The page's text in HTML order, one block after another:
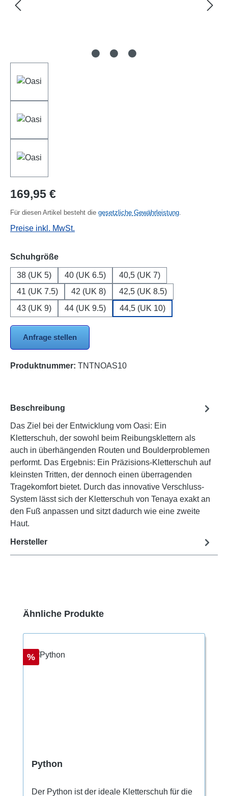
Regulärer Preis:
169,95 €
Für diesen Artikel besteht die gesetzliche Gewährleistung
Preise inkl. MwSt.
Schuhgrößeauswählen
38 (UK 5) 40 (UK 6.5)
40,5 (UK 7)
41 (UK 7.5)
42 (UK 8)
42,5 (UK 8.5)
43 (UK 9)
44 (UK 9.5) 44,5 (UK 10)
Anfrage stellen
Produktnummer: TNTNOAS10
Beschreibung
Das Ziel bei der Entwicklung vom Oasi: Ein
Kletterschuh, der sowohl beim Reibungsklettern als
auch in überhängenden Routen und Boulderproblemen
performt. Das Ergebnis: Ein Präzisions-Kletterschuh auf
kleinsten Tritten, der dennoch einen überragenden
Tragekomfort bietet. Durch das innovative Verschluss-
System lässt sich der Kletterschuh von Tenaya exakt an
den Fuß anpassen und sitzt dadurch wie eine zweite
Haut.
Hersteller
Produktgalerie überspringen
Ähnliche Produkte
Rabatt
%
Python
Der Python ist der ideale Kletterschuh für die